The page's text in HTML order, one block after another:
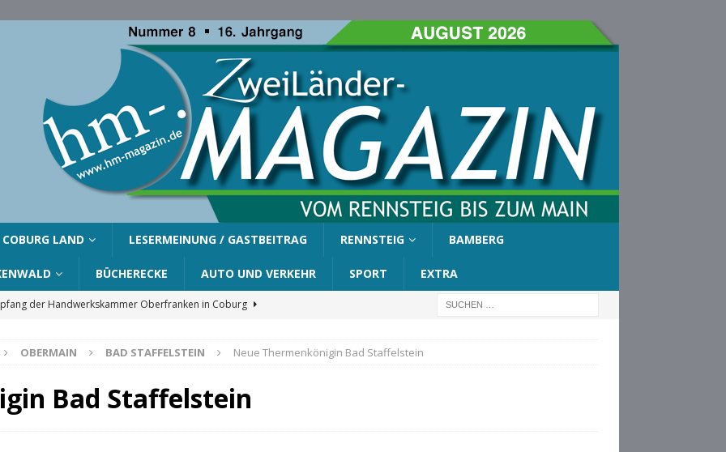
COBURG LAND LESERMEINUNG / GASTBEITRAG RENNSTEIG BAMBERG
BÜCHERECKE AUTO UND VERKEHR SPORT EXTRA
der Handwerkskammer Oberfranken in Coburg
Gemeinde Ahorn für Silvia Finzel
AHORN
auf der Waldbühne Heldritt
BAD RODACH
W. Heike, Neustadt, seit 100 Tagen im Amt
dankt HABA Bad Rodach
OBERMAIN BAD STAFFELSTEIN Neue Thermenkönigin Bad Staffelstein
Bad Staffelstein